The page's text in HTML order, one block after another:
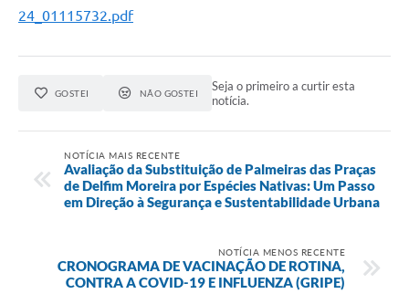
24_01115732.pdf
GOSTEI NÃO GOSTEI
Seja o primeiro a curtir esta
notícia.
NOTÍCIA MAIS RECENTE
Avaliação da Substituição de Palmeiras das Praças
de Delfim Moreira por Espécies Nativas: Um Passo
em Direção à Segurança e Sustentabilidade Urbana
NOTÍCIA MENOS RECENTE
CRONOGRAMA DE VACINAÇÃO DE ROTINA,
CONTRA A COVID-19 E INFLUENZA (GRIPE)